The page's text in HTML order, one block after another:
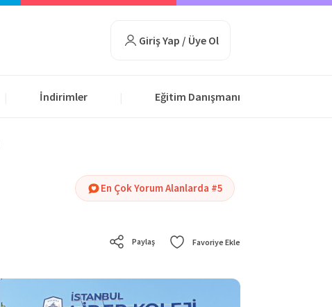
Giriş Yap / Üye Ol
İndirimler Eğitim Danışmanı
En Çok Yorum Alanlarda #5
Favoriye Ekle
Paylaş